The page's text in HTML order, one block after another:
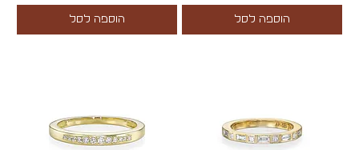
הוספה לסל הוספה לסל